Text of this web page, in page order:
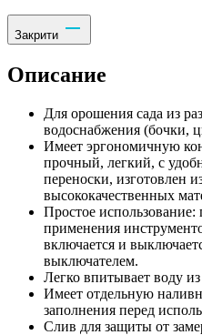
Закрити
Описание
Для орошения сада из
водоснабжения (бочки,
Имеет эргономичную
прочный, легкий, с
переноски, изготовлен
высококачественных
Простое использование:
применения
включается и
выключателем.
Легко впитывает воду
Имеет отдельную
заполнения перед
Слив для защиты от